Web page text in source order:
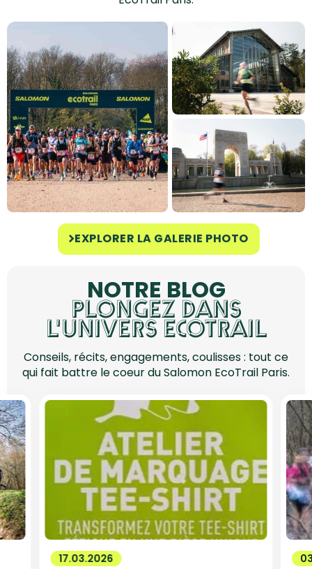
EXPLORER LA GALERIE PHOTO
NOTRE BLOG
PLONGEZ DANS
L'UNIVERS ECOTRAIL
Conseils, récits, engagements, coulisses : tout ce
qui fait battre le coeur du Salomon EcoTrail Paris.
17.03.2026